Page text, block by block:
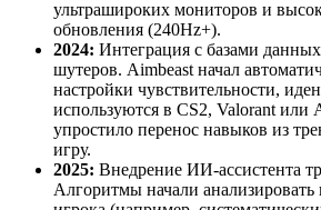
ультрашироких мониторов и
обновления (240Hz+).
2024: Интеграция с базами
шутеров. Aimbeast начал
настройки чувствительности,
используются в CS2, Valorant или
упростило перенос навыков из
игру.
2025: Внедрение ИИ-ассистента
Алгоритмы начали